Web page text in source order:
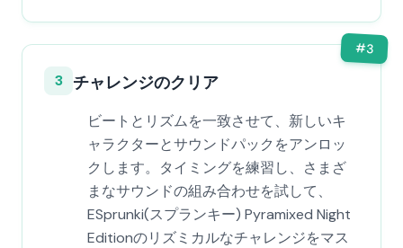
#3
3 チャレンジのクリア
ビートとリズムを一致させて、新しいキ
ャラクターとサウンドパックをアンロッ
クします。タイミングを練習し、さまざ
まなサウンドの組み合わせを試して、
ESprunki(スプランキー) Pyramixed Night
Editionのリズミカルなチャレンジをマス